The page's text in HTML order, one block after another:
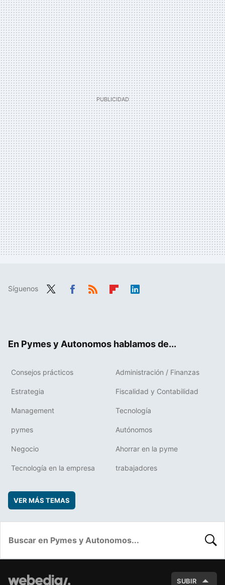
Síguenos
En Pymes y Autonomos hablamos de...
Consejos prácticos Administración / Finanzas
Estrategia Fiscalidad y Contabilidad
Management Tecnología
pymes Autónomos
Negocio Ahorrar en la pyme
Tecnología en la empresa trabajadores
VER MÁS TEMAS
SUBIR